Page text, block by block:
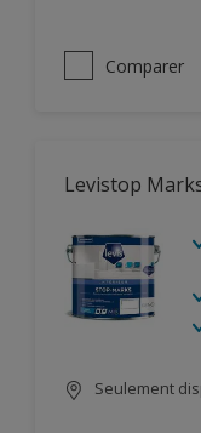
Comparer
Levistop
Seulement